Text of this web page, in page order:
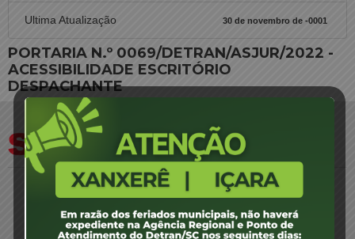
Ultima Atualização 30 de novembro de -0001
PORTARIA N.º 0069/DETRAN/ASJUR/2022 -
ACESSIBILIDADE ESCRITÓRIO
DESPACHANTE